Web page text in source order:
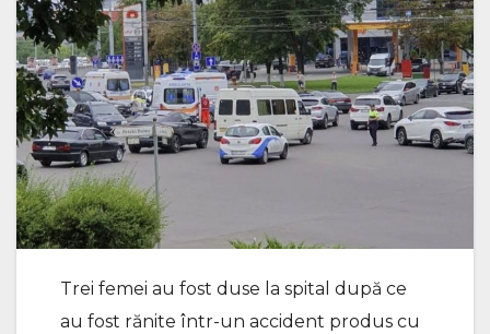
Trei femei au fost duse la spital după ce
au fost rănite într-un accident produs cu